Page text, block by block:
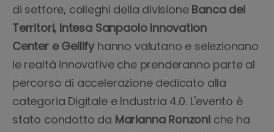
di settore, colleghi della divisioneBanca dei
Territori, Intesa Sanpaolo Innovation
Center e Gellifyhanno valutano e selezionano
le realtà innovative che prenderanno parte al
percorso di accelerazione dedicato alla
categoria Digitale e Industria 4.0. L'evento è
stato condotto da Marianna Ronzoni che ha